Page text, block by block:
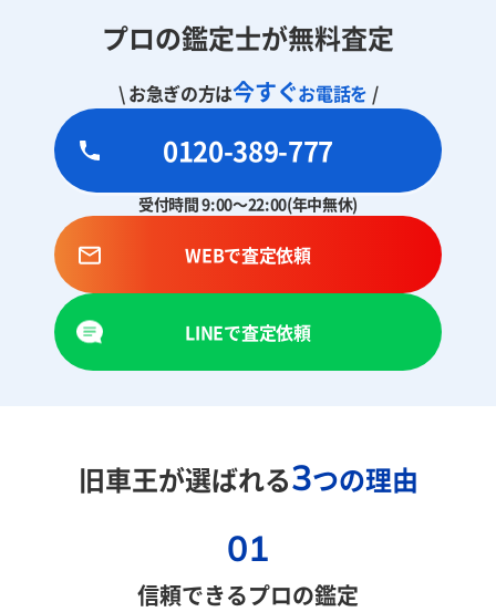
プロの鑑定士が無料査定
\ お急ぎの方は今すぐお電話を /
0120-389-777
受付時間 9:00～22:00(年中無休)
WEBで査定依頼
LINEで査定依頼
旧車王が選ばれる3つの理由
01
信頼できるプロの鑑定